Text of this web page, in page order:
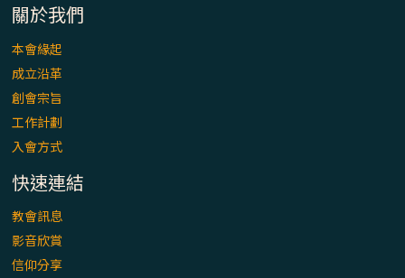
關於我們
本會緣起
成立沿革
創會宗旨
工作計劃
入會方式
快速連結
教會訊息
影音欣賞
信仰分享